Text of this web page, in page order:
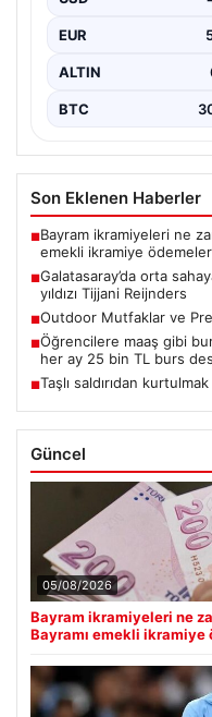
Reijnders"}, "content":
EUR
ALTIN
BTC
Son Eklenen Haberler
■Bayram ikramiyeleri ne
emekli ikramiye
■Galatasaray’da orta
yıldızı Tijjani Reijnders
■Outdoor Mutfaklar ve
■Öğrencilere maaş gibi
her ay 25 bin TL burs
■Taşlı saldırıdan
Güncel
05/08/2026
Bayram ikramiyeleri ne
Bayramı emekli ikramiye